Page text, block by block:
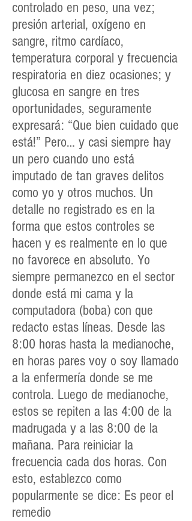
controlado en peso, una vez;
presión arterial, oxígeno en
sangre, ritmo cardíaco,
temperatura corporal y frecuencia
respiratoria en diez ocasiones; y
glucosa en sangre en tres
oportunidades, seguramente
expresará: “Que bien cuidado que
está!” Pero… y casi siempre hay
un pero cuando uno está
imputado de tan graves delitos
como yo y otros muchos. Un
detalle no registrado es en la
forma que estos controles se
hacen y es realmente en lo que
no favorece en absoluto. Yo
siempre permanezco en el sector
donde está mi cama y la
computadora (boba) con que
redacto estas líneas. Desde las
8:00 horas hasta la medianoche,
en horas pares voy o soy llamado
a la enfermería donde se me
controla. Luego de medianoche,
estos se repiten a las 4:00 de la
madrugada y a las 8:00 de la
mañana. Para reiniciar la
frecuencia cada dos horas. Con
esto, establezco como
popularmente se dice: Es peor el
remedio